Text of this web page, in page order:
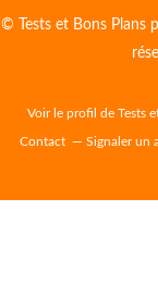
© Tests et Bons Plans
Voir le profil de Tests
Contact Signaler un